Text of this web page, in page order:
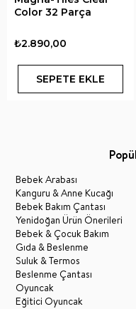
Color 32 Parça
₺2.890,00
SEPETE EKLE
Bebek Arabası
Kanguru & Anne Kucağı
Bebek Bakım Çantası
Yenidoğan Ürün Önerileri
Bebek & Çocuk Bakım
Gıda & Beslenme
Suluk & Termos
Beslenme Çantası
Oyuncak
Eğitici Oyuncak